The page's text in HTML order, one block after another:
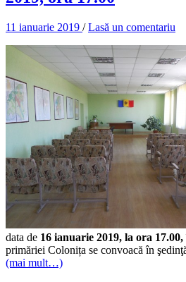
11 ianuarie 2019 /Lasă un comentariu
data de 16 ianuarie 2019, la ora 17.00,
primăriei Colonița se convoacă în
(mai mult…)